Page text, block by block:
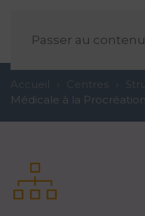
Passer au
Médicale à la Procréation